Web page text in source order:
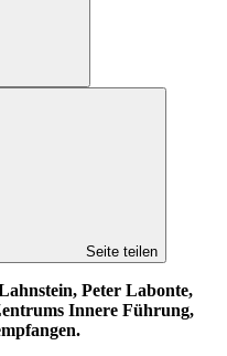
Seite teilen
Peter Labonte,
Innere Führung,